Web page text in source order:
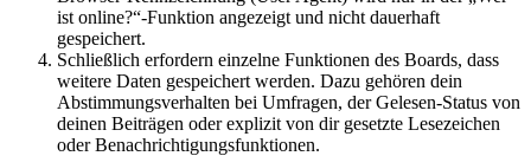
ist online?“-Funktion angezeigt und nicht dauerhaft
gespeichert.
Schließlich erfordern einzelne Funktionen des Boards, dass
weitere Daten gespeichert werden. Dazu gehören dein
Abstimmungsverhalten bei Umfragen, der Gelesen-Status von
deinen Beiträgen oder explizit von dir gesetzte Lesezeichen
oder Benachrichtigungsfunktionen.